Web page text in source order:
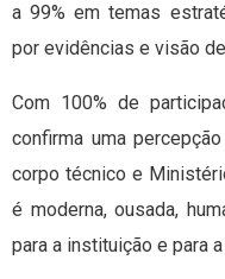
a 99% em temas
por evidências e visão
Com 100% de
confirma uma
corpo técnico e
é moderna, ousada,
para a instituição e para